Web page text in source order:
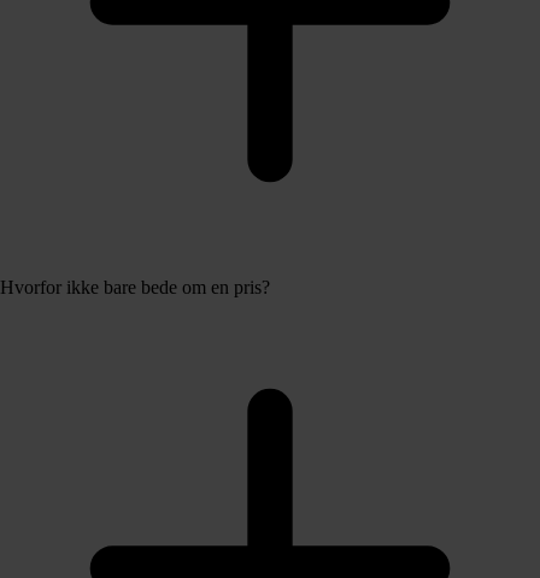
Hvorfor ikke bare bede om en pris?